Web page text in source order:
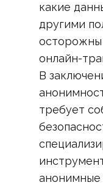
какие
другими
онлайн-
В
требует
анонимные